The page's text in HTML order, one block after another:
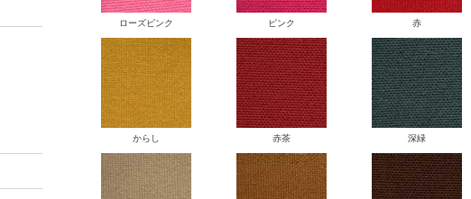
ローズピンク ピンク 赤
からし 赤茶 深緑